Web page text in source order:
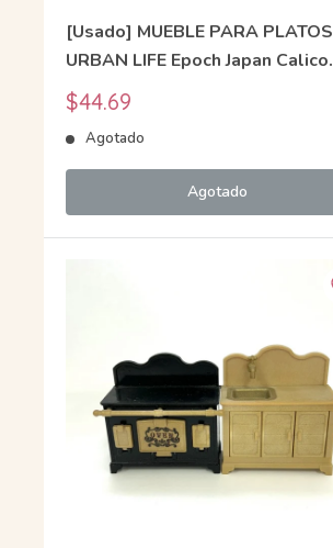
[Usado] MUEBLE PARA PLATOS
URBAN LIFE Epoch Japan Calico
Sylvanian Families
Precio
de
venta
$44.69
Agotado
Agotado